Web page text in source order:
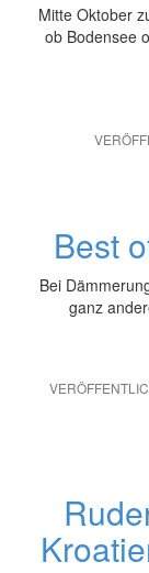
Mitte Oktober
ob Bodensee
Best
Bei
ganz